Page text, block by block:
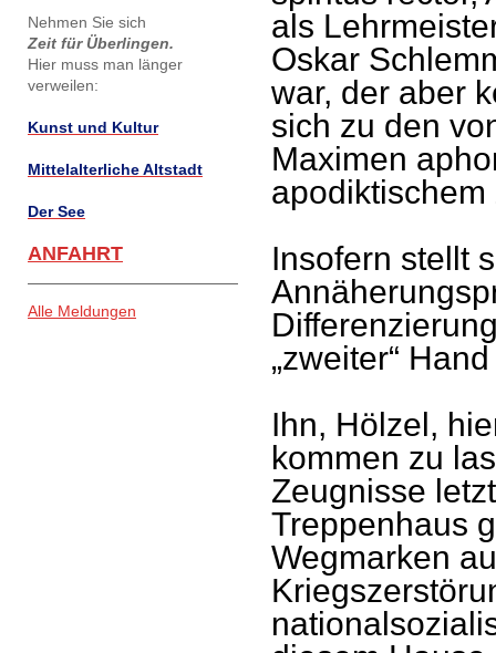
als
Oskar
war, der aber
sich zu den
Maximen
Insofern stellt
„zweiter“
Ihn, Hölzel,
kommen zu
Zeugnisse
Treppenhaus
Wegmarken
Nehmen Sie sich
Zeit für Überlingen.
Hier muss man länger
verweilen:
Kunst und Kultur
Mittelalterliche Altstadt
Der See
ANFAHRT
Alle Meldungen